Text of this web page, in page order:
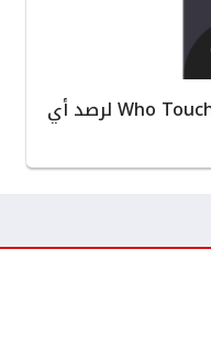
مراجعة تطبيق Who Touched My Phone لرصد أي